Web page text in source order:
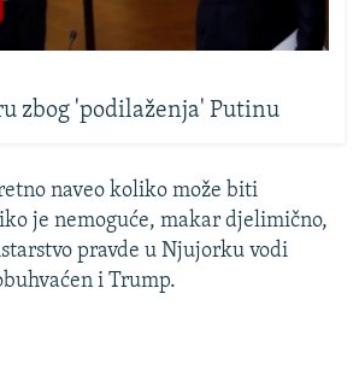
zbog 'podilaženja' Putinu
naveo koliko može biti
je nemoguće, makar djelimično,
pravde u Njujorku vodi
i Trump.